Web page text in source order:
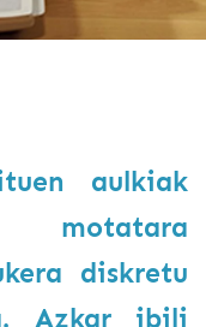
aulkiak
motatara
diskretu
Azkar ibili